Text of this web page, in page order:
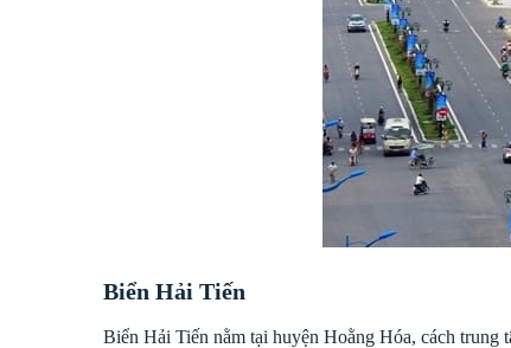
Biển Hải Tiến
Biển Hải Tiến nằm tại huyện Hoằng Hóa, cách trung